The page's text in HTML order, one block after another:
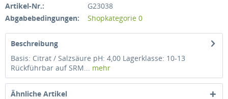
Artikel-Nr.:
G23038
Abgabebedingungen:
Shopkategorie 0
Beschreibung
Basis: Citrat / Salzsäure pH: 4,00 Lagerklasse: 10-13
Rückführbar auf SRM... mehr
Ähnliche Artikel